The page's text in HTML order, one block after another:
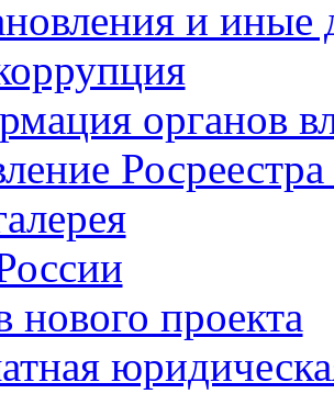
и иные
органов
нового проекта